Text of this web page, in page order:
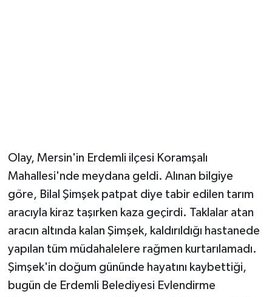
Olay, Mersin'in Erdemli ilçesi Koramşalı
Mahallesi'nde meydana geldi. Alınan bilgiye
göre, Bilal Şimşek patpat diye tabir edilen tarım
aracıyla kiraz taşırken kaza geçirdi. Taklalar atan
aracın altında kalan Şimşek, kaldırıldığı hastanede
yapılan tüm müdahalelere rağmen kurtarılamadı.
Şimşek'in doğum gününde hayatını kaybettiği,
bugün de Erdemli Belediyesi Evlendirme